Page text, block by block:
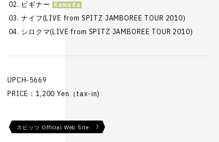
ビギナー
ナイフ(LIVE from SPITZ JAMBOREE TOUR 2010)
シロクマ(LIVE from SPITZ JAMBOREE TOUR 2010)
UPCH-5669
PRICE：1,200 Yen（tax-in)
スピッツ Official Web Site